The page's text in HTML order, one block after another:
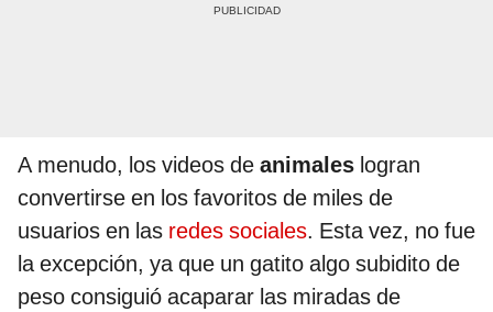
A menudo, los videos de animales logran
convertirse en los favoritos de miles de
usuarios en las redes sociales. Esta vez, no fue
la excepción, ya que un gatito algo subidito de
peso consiguió acaparar las miradas de